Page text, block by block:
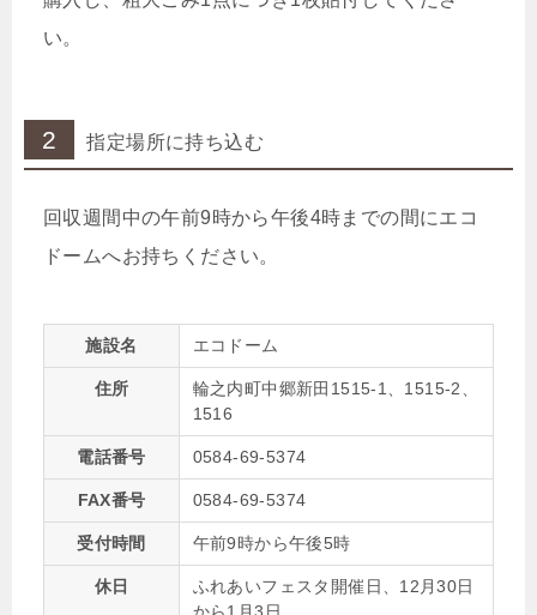
い。
2 指定場所に持ち込む
回収週間中の午前9時から午後4時までの間にエコ
ドームへお持ちください。
施設名 エコドーム
住所
輪之内町中郷新田1515-1、1515-2、
1516
電話番号 0584-69-5374
FAX番号 0584-69-5374
受付時間 午前9時から午後5時
休日
ふれあいフェスタ開催日、12月30日